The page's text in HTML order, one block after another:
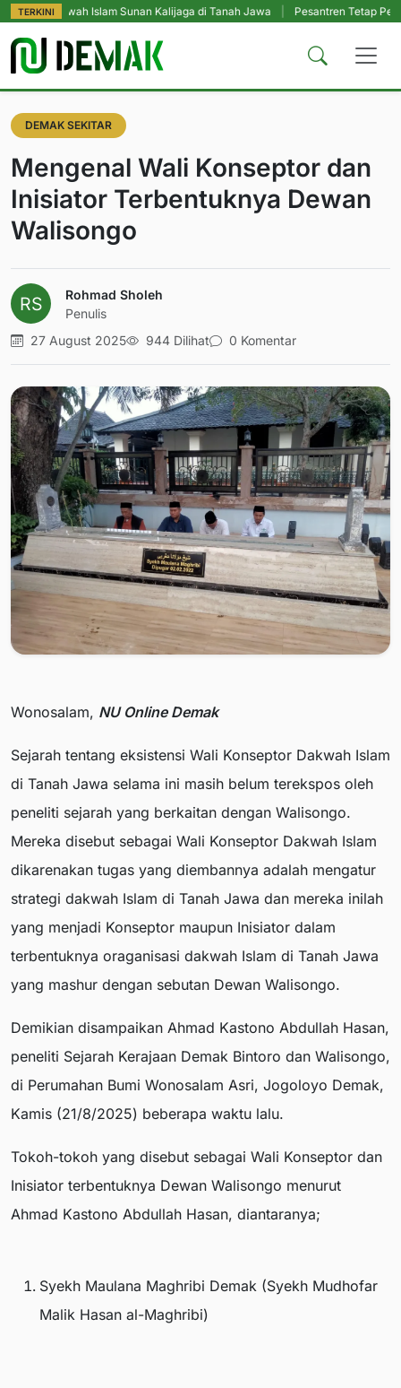
TERKINI
Islam Sunan Kalijaga di Tanah Jawa | Pesantren Tetap Pendidikan
DEMAK SEKITAR
Mengenal Wali Konseptor dan
Inisiator Terbentuknya Dewan
Walisongo
Rohmad Sholeh
Penulis
27 August 2025
944 Dilihat 0 Komentar
Wonosalam, NU Online Demak
Sejarah tentang eksistensi Wali Konseptor Dakwah Islam
di Tanah Jawa selama ini masih belum terekspos oleh
peneliti sejarah yang berkaitan dengan Walisongo.
Mereka disebut sebagai Wali Konseptor Dakwah Islam
dikarenakan tugas yang diembannya adalah mengatur
strategi dakwah Islam di Tanah Jawa dan mereka inilah
yang menjadi Konseptor maupun Inisiator dalam
terbentuknya oraganisasi dakwah Islam di Tanah Jawa
yang mashur dengan sebutan Dewan Walisongo.
Demikian disampaikan Ahmad Kastono Abdullah Hasan,
peneliti Sejarah Kerajaan Demak Bintoro dan Walisongo,
di Perumahan Bumi Wonosalam Asri, Jogoloyo Demak,
Kamis (21/8/2025) beberapa waktu lalu.
Tokoh-tokoh yang disebut sebagai Wali Konseptor dan
Inisiator terbentuknya Dewan Walisongo menurut
Ahmad Kastono Abdullah Hasan, diantaranya;
Syekh Maulana Maghribi Demak (Syekh Mudhofar
Malik Hasan al-Maghribi)